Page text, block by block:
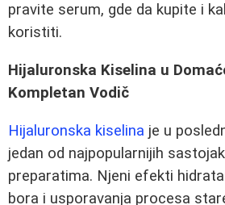
pravite serum, gde da kupite i
koristiti.
Hijaluronska Kiselina u
Kompletan Vodič
Hijaluronska kiselina je u
jedan od najpopularnijih
preparatima. Njeni efekti
bora i usporavanja procesa